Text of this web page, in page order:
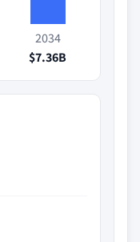
2034
$7.36B